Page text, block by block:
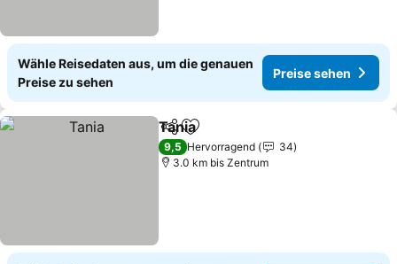
Wähle Reisedaten aus, um die genauen
Preise zu sehen
Preise sehen
TeilenZu Favoriten hinzufügen
Tania
9,5 Hervorragend
34
3.0 km bis Zentrum